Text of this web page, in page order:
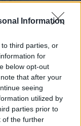
Information
third parties, or
for
below opt-out
that after your
seeing
utilized by
parties prior to
of the further
το